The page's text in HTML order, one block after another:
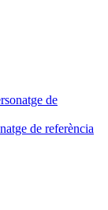
de referència